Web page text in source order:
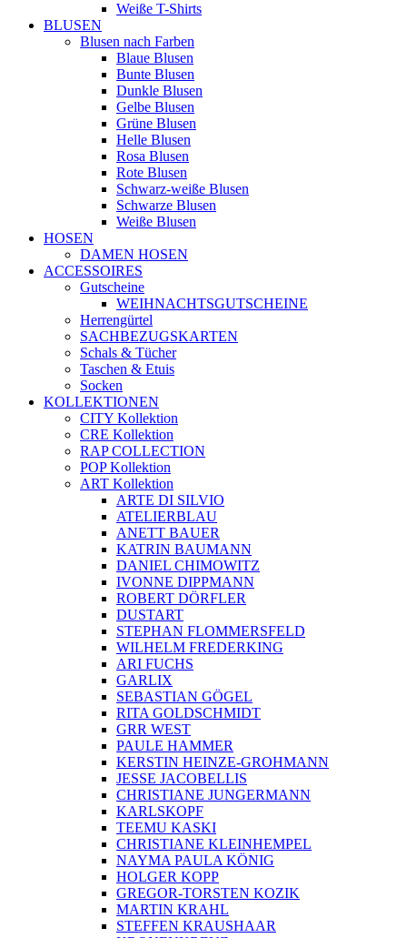
Weiße T-Shirts
BLUSEN
Blusen nach Farben
Blaue Blusen
Bunte Blusen
Dunkle Blusen
Gelbe Blusen
Grüne Blusen
Helle Blusen
Rosa Blusen
Rote Blusen
Schwarz-weiße Blusen
Schwarze Blusen
Weiße Blusen
HOSEN
DAMEN HOSEN
ACCESSOIRES
Gutscheine
WEIHNACHTSGUTSCHEINE
Herrengürtel
SACHBEZUGSKARTEN
Schals & Tücher
Taschen & Etuis
Socken
KOLLEKTIONEN
CITY Kollektion
CRE Kollektion
RAP COLLECTION
POP Kollektion
ART Kollektion
ARTE DI SILVIO
ATELIERBLAU
ANETT BAUER
KATRIN BAUMANN
DANIEL CHIMOWITZ
IVONNE DIPPMANN
ROBERT DÖRFLER
DUSTART
STEPHAN FLOMMERSFELD
WILHELM FREDERKING
ARI FUCHS
GARLIX
SEBASTIAN GÖGEL
RITA GOLDSCHMIDT
GRR WEST
PAULE HAMMER
KERSTIN HEINZE-GROHMANN
JESSE JACOBELLIS
CHRISTIANE JUNGERMANN
KARLSKOPF
TEEMU KASKI
CHRISTIANE KLEINHEMPEL
NAYMA PAULA KÖNIG
HOLGER KOPP
GREGOR-TORSTEN KOZIK
MARTIN KRAHL
STEFFEN KRAUSHAAR